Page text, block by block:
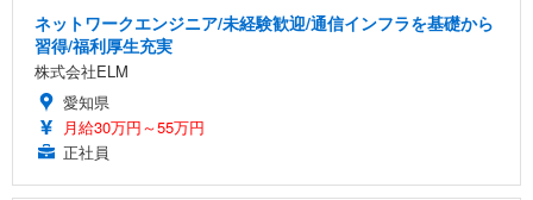
ネットワークエンジニア/未経験歓迎/通信インフラを基礎から
習得/福利厚生充実
株式会社ELM
愛知県
月給30万円～55万円
正社員